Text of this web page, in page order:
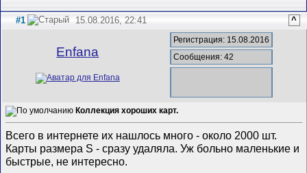
#1 15.08.2016, 22:41 ^
Enfana
Регистрация: 15.08.2016
Сообщения: 42
Коллекция хороших карт.
Всего в интернете их нашлось много - около 2000 шт.
Карты размера S - сразу удаляла. Уж больно маленькие и
быстрые, не интересно.